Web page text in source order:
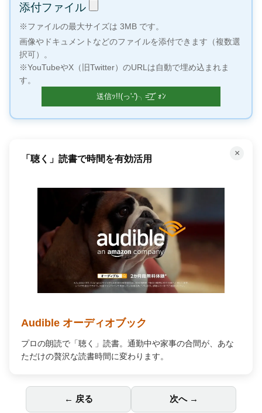
添付ファイル
※ファイルの最大サイズは 3MB です。
画像やドキュメントなどのファイルを添付できます（複数選
択可）。
※YouTubeやX（旧Twitter）のURLは自動で埋め込まれま
す。
×
「聴く」読書で時間を有効活用
Audible オーディオブック
プロの朗読で「聴く」読書。通勤中や家事の合間が、あな
ただけの贅沢な読書時間に変わります。
← 戻る 次へ →